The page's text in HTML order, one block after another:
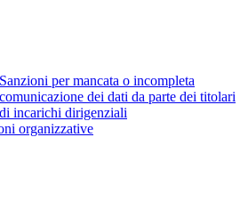
Sanzioni per mancata o incompleta
comunicazione dei dati da parte dei titolari
di incarichi dirigenziali
organizzative